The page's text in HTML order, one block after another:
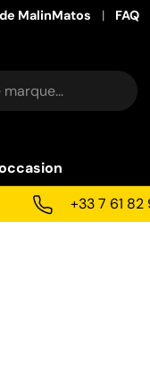
MalinMatos FAQ
+33 7 61 82